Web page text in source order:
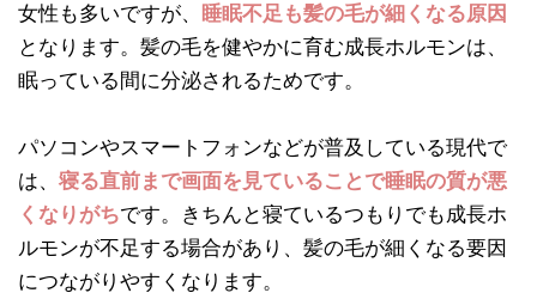
女性も多いですが、
睡眠不足も髪の毛が細くなる原因
となります。髪の毛を健やかに育む成長ホルモンは、
眠っている間に分泌されるためです。
パソコンやスマートフォンなどが普及している現代で
は、 寝る直前まで画面を見ていることで睡眠の質が悪
くなりがちです。きちんと寝ているつもりでも成長ホ
ルモンが不足する場合があり、髪の毛が細くなる要因
につながりやすくなります。